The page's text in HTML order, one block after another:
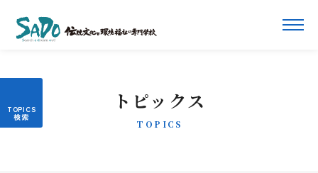
トピックス
TOPICS